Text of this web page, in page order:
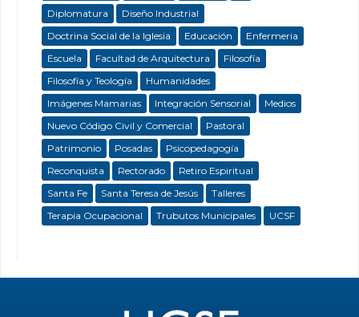
Diplomatura
Diseño Industrial
Doctrina Social de la Iglesia
Educación
Enfermeria
Escuela
Facultad de Arquitectura
Filosofía
Filosofía y Teología
Humanidades
Imágenes Mamarias
Integración Sensorial
Medios
Nuevo Código Civil y Comercial
Pastoral
Patrimonio
Posadas
Psicopedagogía
Reconquista
Rectorado
Retiro Espiritual
Santa Fe
Santa Teresa de Jesús
Talleres
Terapia Ocupacional
Trubutos Municipales UCSF